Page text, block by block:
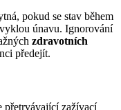
pokud se stav během
únavu. Ignorování
zdravotních
předejít.
přetrvávající zažívací